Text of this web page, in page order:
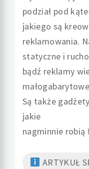
podział pod
jakiego są
reklamowania.
statyczne i
bądź reklamy
Są także
jakie
nagminnie
ARTYKUŁ